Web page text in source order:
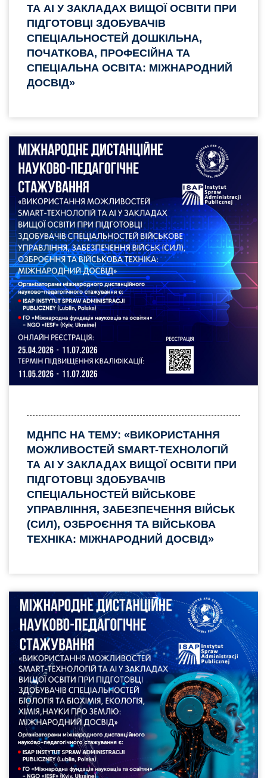
ТА AI У ЗАКЛАДАХ ВИЩОЇ ОСВІТИ ПРИ
ПІДГОТОВЦІ ЗДОБУВАЧІВ
СПЕЦІАЛЬНОСТЕЙ ДОШКІЛЬНА,
ПОЧАТКОВА, ПРОФЕСІЙНА ТА
СПЕЦІАЛЬНА ОСВІТА: МІЖНАРОДНИЙ
ДОСВІД»
МДНПС НА ТЕМУ: «ВИКОРИСТАННЯ
МОЖЛИВОСТЕЙ SMART-ТЕХНОЛОГІЙ
ТА AI У ЗАКЛАДАХ ВИЩОЇ ОСВІТИ ПРИ
ПІДГОТОВЦІ ЗДОБУВАЧІВ
СПЕЦІАЛЬНОСТЕЙ ВІЙСЬКОВЕ
УПРАВЛІННЯ, ЗАБЕЗПЕЧЕННЯ ВІЙСЬК
(СИЛ), ОЗБРОЄННЯ ТА ВІЙСЬКОВА
ТЕХНІКА: МІЖНАРОДНИЙ ДОСВІД»